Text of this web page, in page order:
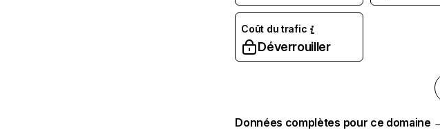
Coût du trafic
Déverrouiller
Données complètes pour ce domaine